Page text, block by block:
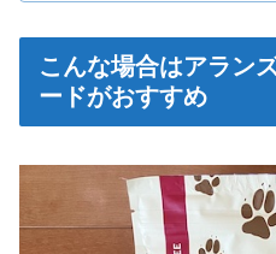
こんな場合はアラン
ードがおすすめ